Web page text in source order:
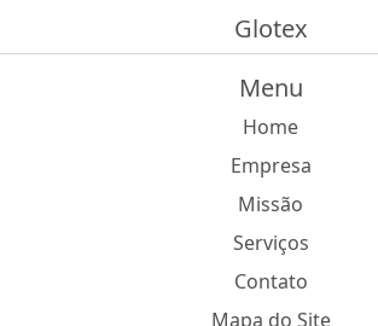
Glotex
Menu
Home
Empresa
Missão
Serviços
Contato
Mapa do Site